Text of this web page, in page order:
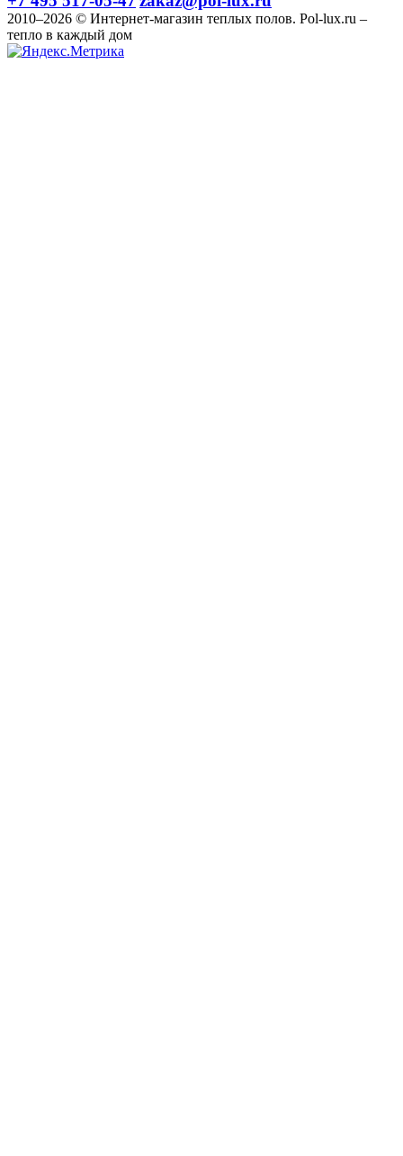
2010–2026 © Интернет-магазин теплых полов. Pol-lux.ru –
тепло в каждый дом